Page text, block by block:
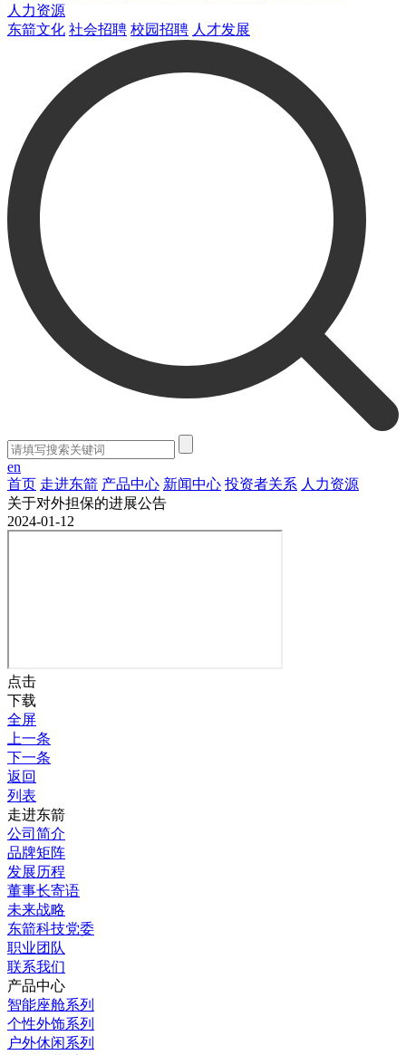
人力资源
东箭文化 社会招聘 校园招聘 人才发展
en
首页 走进东箭 产品中心 新闻中心 投资者关系 人力资源
关于对外担保的进展公告
2024-01-12
点击
下载
全屏
上一条
下一条
返回
列表
走进东箭
公司简介
品牌矩阵
发展历程
董事长寄语
未来战略
东箭科技党委
职业团队
联系我们
产品中心
智能座舱系列
个性外饰系列
户外休闲系列